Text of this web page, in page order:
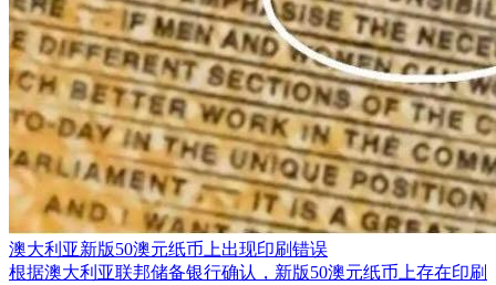
澳大利亚新版50澳元纸币上出现印刷错误
根据澳大利亚联邦储备银行确认，新版50澳元纸币上存在印刷